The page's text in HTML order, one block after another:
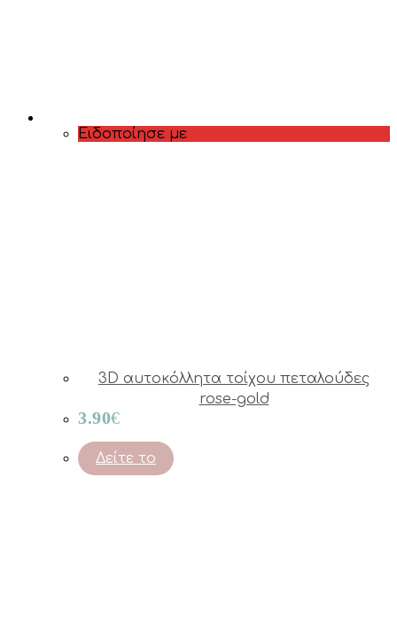
Ειδοποίησε με
3D αυτοκόλλητα τοίχου πεταλούδες
rose-gold
3.90€
Δείτε το